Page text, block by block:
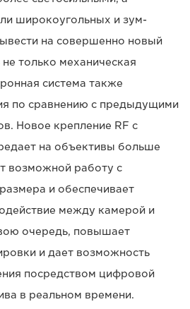
широкоугольных и зум-
на совершенно новый
только механическая
система также
по сравнению с предыдущими
Новое крепление RF с
на объективы больше
возможной работу с
и обеспечивает
между камерой и
очередь, повышает
и дает возможность
посредством цифровой
в реальном времени.